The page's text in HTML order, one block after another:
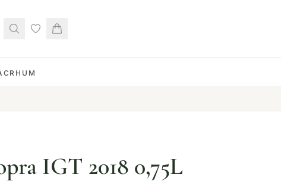
RHUM
IGT 2018 0,75L